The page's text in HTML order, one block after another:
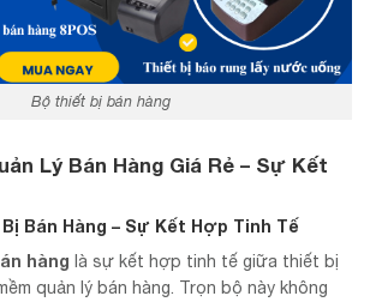
Bộ thiết bị bán hàng
Lý Bán Hàng Giá Rẻ – Sự Kết
Bán Hàng – Sự Kết Hợp Tinh Tế
hàng là sự kết hợp tinh tế giữa thiết bị
quản lý bán hàng. Trọn bộ này không